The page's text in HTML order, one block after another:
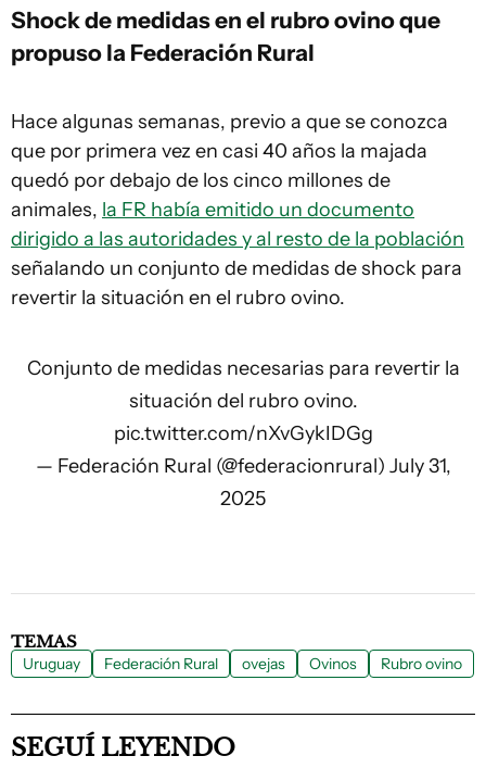
Shock de medidas en el rubro ovino que
propuso la Federación Rural
Hace algunas semanas, previo a que se conozca
que por primera vez en casi 40 años la majada
quedó por debajo de los cinco millones de
animales, la FR había emitido un documento
dirigido a las autoridades y al resto de la población
señalando un conjunto de medidas de shock para
revertir la situación en el rubro ovino.
Conjunto de medidas necesarias para revertir la
situación del rubro ovino.
pic.twitter.com/nXvGykIDGg
— Federación Rural (@federacionrural) July 31,
2025
TEMAS
Uruguay Federación Rural ovejas Ovinos Rubro ovino
SEGUÍ LEYENDO